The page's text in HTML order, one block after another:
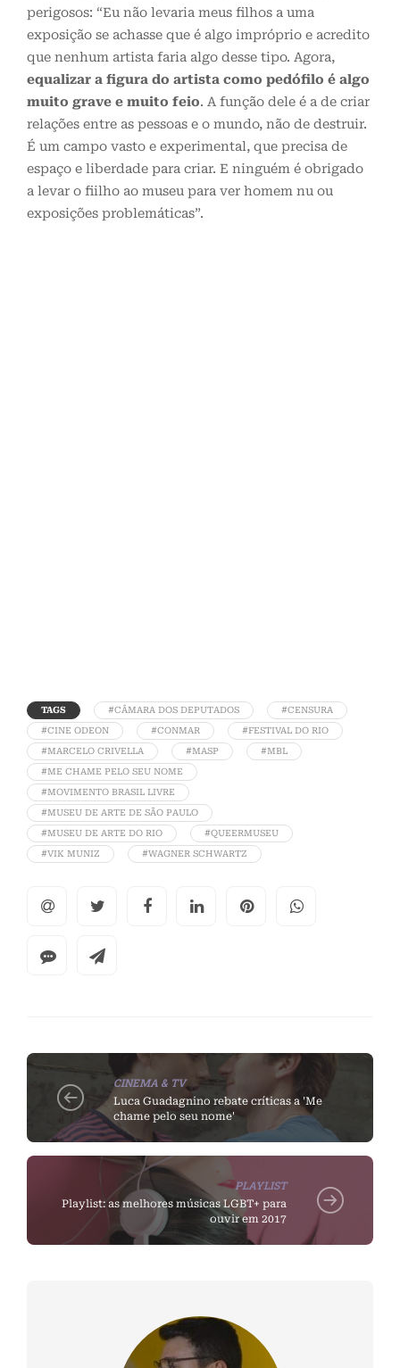
perigosos: “Eu não levaria meus filhos a uma
exposição se achasse que é algo impróprio e acredito
que nenhum artista faria algo desse tipo. Agora,
equalizar a figura do artista como pedófilo é algo
muito grave e muito feio. A função dele é a de criar
relações entre as pessoas e o mundo, não de destruir.
É um campo vasto e experimental, que precisa de
espaço e liberdade para criar. E ninguém é obrigado
a levar o fiilho ao museu para ver homem nu ou
exposições problemáticas”.
TAGS #CÂMARA DOS DEPUTADOS #CENSURA
#CINE ODEON #CONMAR #FESTIVAL DO RIO
#MARCELO CRIVELLA #MASP #MBL
#ME CHAME PELO SEU NOME
#MOVIMENTO BRASIL LIVRE
#MUSEU DE ARTE DE SÃO PAULO
#MUSEU DE ARTE DO RIO #QUEERMUSEU
#VIK MUNIZ #WAGNER SCHWARTZ
CINEMA & TV
Luca Guadagnino rebate críticas a 'Me
chame pelo seu nome'
PLAYLIST
Playlist: as melhores músicas LGBT+ para
ouvir em 2017